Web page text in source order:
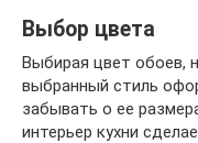
Выбор цвета
Выбирая цвет обоев,
выбранный стиль
забывать о ее
интерьер кухни